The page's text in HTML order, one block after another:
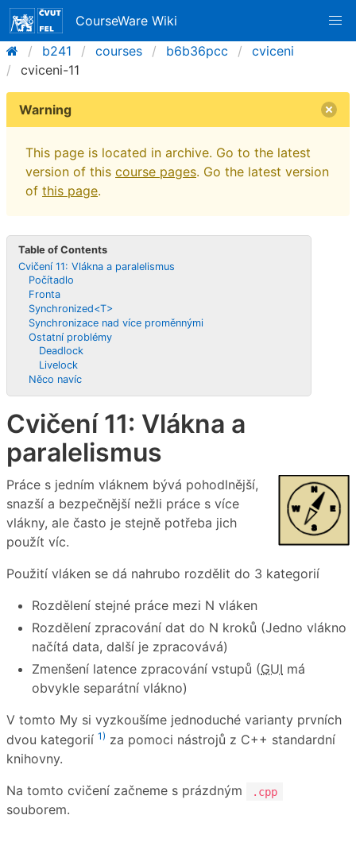
CourseWare Wiki
b241
courses b6b36pcc
cviceni
cviceni-11
Warning
This page is located in archive. Go to the latest
version of this course pages. Go the latest version
of this page.
Table of Contents
Cvičení 11: Vlákna a paralelismus
Počítadlo
Fronta
Synchronized<T>
Synchronizace nad více proměnnými
Ostatní problémy
Deadlock
Livelock
Něco navíc
Cvičení 11: Vlákna a
paralelismus
Práce s jedním vláknem bývá pohodlnější,
snazší a bezpečnější nežli práce s více
vlákny, ale často je stejně potřeba jich
použít víc.
Použití vláken se dá nahrubo rozdělit do 3 kategorií
Rozdělení stejné práce mezi N vláken
Rozdělení zpracování dat do N kroků (Jedno vlákno
načítá data, další je zpracovává)
Zmenšení latence zpracování vstupů (GUI má
obvykle separátní vlákno)
V tomto My si vyzkoušíme jednoduché varianty prvních
dvou kategorií 1) za pomoci nástrojů z C++ standardní
knihovny.
Na tomto cvičení začneme s prázdným
.cpp
souborem.